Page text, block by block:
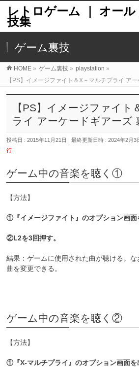
レトロゲーム ｜ オー
技集
ゲーム裏技
HOME » ゲーム裏技 » playstation »
【PS】イメージファイト＆X－マルチプライ ア
【PS】イメージファイト
ライ アーケードギアーズ
投稿日 : 2015年11月21日 最終更新日時 : 2024年2月3
行
ゲーム中の音楽を聴く①
【方法】
①『イメージファイト』のオプション画面
②L2を3回押す。
結果：ゲームに使用された曲が聴ける。
曲を変更できる。
ゲーム中の音楽を聴く②
【方法】
①『X-マルチプライ』のオプション画面を